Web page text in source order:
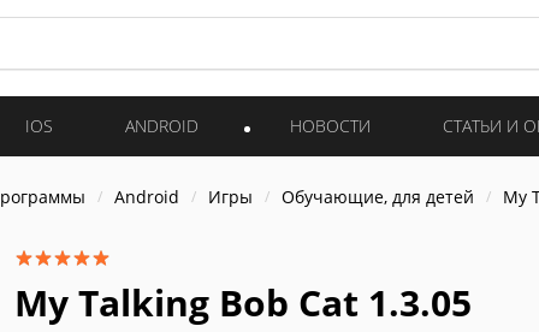
IOS ANDROID НОВОСТИ СТАТЬИ И
Android Игры Обучающие, для детей My
My Talking Bob Cat 1.3.05